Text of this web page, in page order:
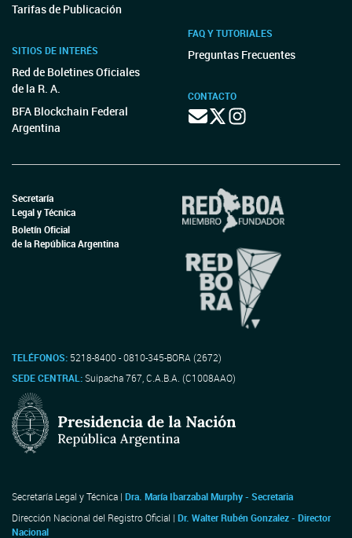
Tarifas de Publicación
SITIOS DE INTERÉS
Red de Boletines Oficiales
de la R. A.
BFA Blockchain Federal
Argentina
FAQ Y TUTORIALES
Preguntas Frecuentes
CONTACTO
Secretaría
Legal y Técnica
Boletín Oficial
de la República Argentina
TELÉFONOS: 5218-8400 - 0810-345-BORA (2672)
SEDE CENTRAL:Suipacha 767, C.A.B.A. (C1008AAO)
Secretaría Legal y Técnica | Dra. María Ibarzabal Murphy - Secretaria
Dirección Nacional del Registro Oficial | Dr. Walter Rubén Gonzalez - Director
Nacional